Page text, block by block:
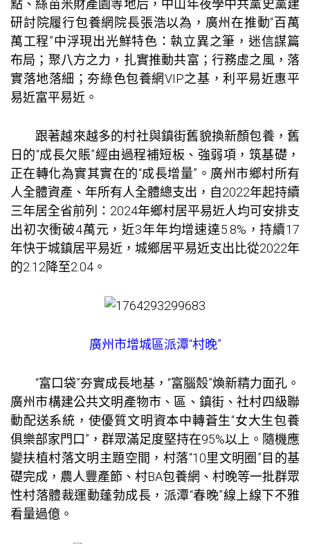
點、絲苗米財產園等地后，中山年夜學中共黨史黨建
研討院履行包養網 院長張浩以為，廣州在推動“百萬
萬工程”中浮現出光鮮特色：執立異之筆，迷信謀篇
布局；聚八方之力，扎實推動共富；行務虛之風，落
實落地落細；夯綠色包養網VIP之基，利平易近惠平
易近富平易近。
跟著越來越多的村社與鎮街舊貌換新顏包養，舊
日的“成長欠賬”經由過程補短板、強弱項，筑基礎，
正在轉化為實其實在的“成長增量”。廣州市鄉村所有
人全體資產、年所有人全體總支出，自2022年起持續
三年居全省前列：2024年鄉村居平易近人均可安排支
出初次衝破4萬元，近3年年均增速達5.8%，持續17
年快于城鎮居平易近，城鄉居平易近支出比從2022年
的2.12降至2.04。
廣州市增城區派潭“村晚”
“富口袋”夯實成長地基，“富腦殼”煥新精力面孔。
廣州市構建公共文明產物市、區、鎮街、社村四級聯
動配送系統，使優質文明資本中轉蒼生“女大生包養
俱樂部家門口”，群眾滿足度堅持在95%以上。隨機應
變扶植村落文明主題空間，村落“10里文明圈”目的基
礎完成，農人豐產節、村BA包養網 、村晚等一批群眾
性村落體裁運動蓬勃成長，派潭“春晚”線上線下不雅
看量過億。